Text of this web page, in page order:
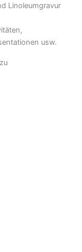
Linoleumgravur
usw.